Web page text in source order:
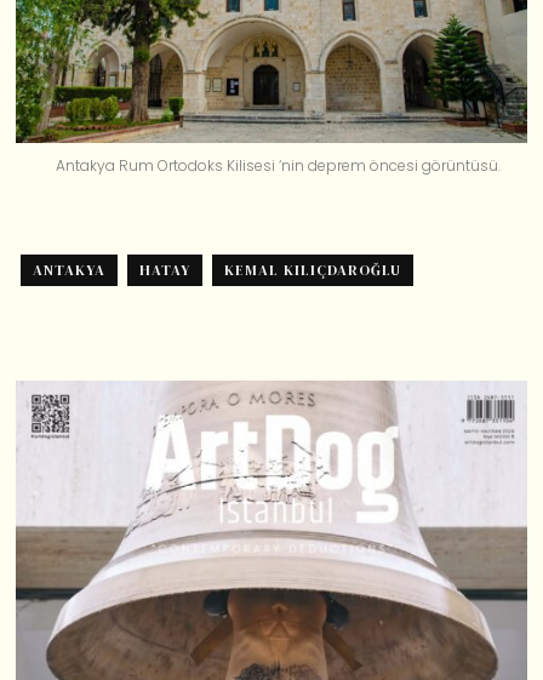
Antakya Rum Ortodoks Kilisesi ‘nin deprem öncesi görüntüsü.
ANTAKYA HATAY KEMAL KILIÇDAROĞLU